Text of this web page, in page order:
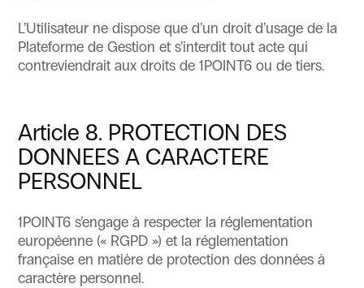
L’Utilisateur ne dispose que d’un droit d’usage de la
Plateforme de Gestion et s’interdit tout acte qui
contreviendrait aux droits de 1POINT6 ou de tiers.
Article 8. PROTECTION DES
DONNEES A CARACTERE
PERSONNEL
1POINT6 s’engage à respecter la réglementation
européenne (« RGPD ») et la réglementation
française en matière de protection des données à
caractère personnel.